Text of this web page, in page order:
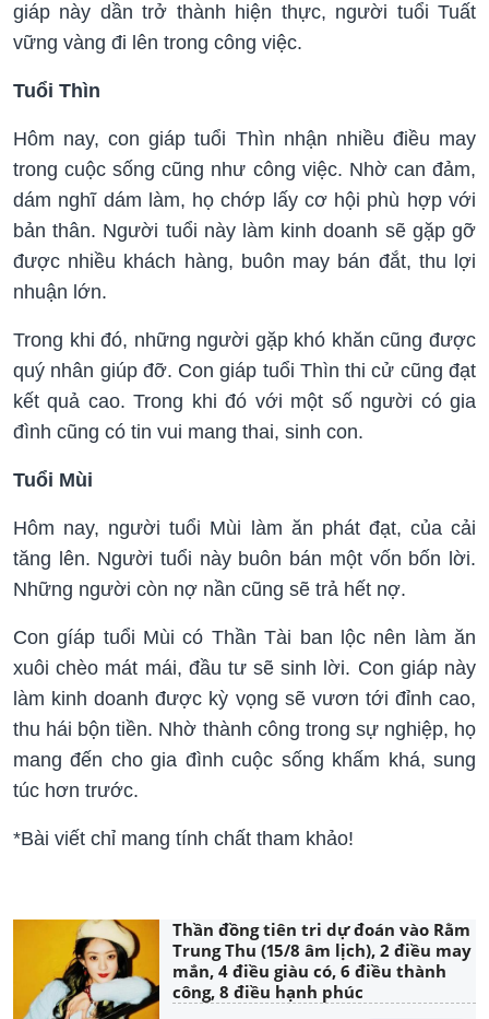
giáp này dần trở thành hiện thực, người tuổi Tuất
vững vàng đi lên trong công việc.
Tuổi Thìn
Hôm nay, con giáp tuổi Thìn nhận nhiều điều may
trong cuộc sống cũng như công việc. Nhờ can đảm,
dám nghĩ dám làm, họ chớp lấy cơ hội phù hợp với
bản thân. Người tuổi này làm kinh doanh sẽ gặp gỡ
được nhiều khách hàng, buôn may bán đắt, thu lợi
nhuận lớn.
Trong khi đó, những người gặp khó khăn cũng được
quý nhân giúp đỡ. Con giáp tuổi Thìn thi cử cũng đạt
kết quả cao. Trong khi đó với một số người có gia
đình cũng có tin vui mang thai, sinh con.
Tuổi Mùi
Hôm nay, người tuổi Mùi làm ăn phát đạt, của cải
tăng lên. Người tuổi này buôn bán một vốn bốn lời.
Những người còn nợ nần cũng sẽ trả hết nợ.
Con gíáp tuổi Mùi có Thần Tài ban lộc nên làm ăn
xuôi chèo mát mái, đầu tư sẽ sinh lời. Con giáp này
làm kinh doanh được kỳ vọng sẽ vươn tới đỉnh cao,
thu hái bộn tiền. Nhờ thành công trong sự nghiệp, họ
mang đến cho gia đình cuộc sống khấm khá, sung
túc hơn trước.
*Bài viết chỉ mang tính chất tham khảo!
Thần đồng tiên tri dự đoán vào Rằm
Trung Thu (15/8 âm lịch), 2 điều may
mắn, 4 điều giàu có, 6 điều thành
công, 8 điều hạnh phúc